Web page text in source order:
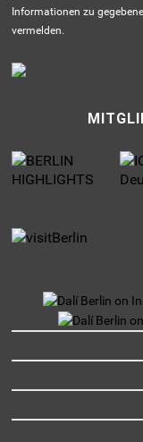
Informationen zu
vermelden.